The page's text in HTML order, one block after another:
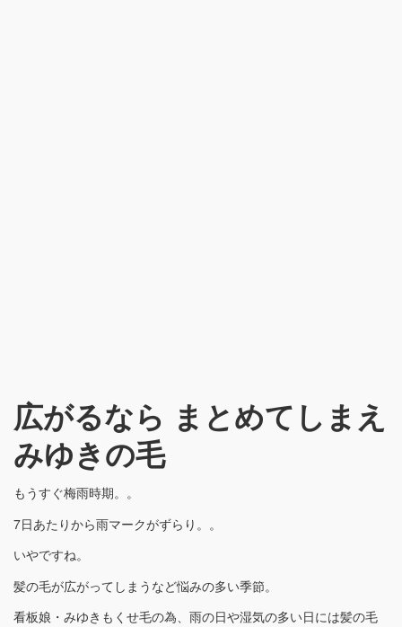
広がるなら まとめてしまえ
みゆきの毛
もうすぐ梅雨時期。。
7日あたりから雨マークがずらり。。
いやですね。
髪の毛が広がってしまうなど悩みの多い季節。
看板娘・みゆきもくせ毛の為、雨の日や湿気の多い日には髪の毛